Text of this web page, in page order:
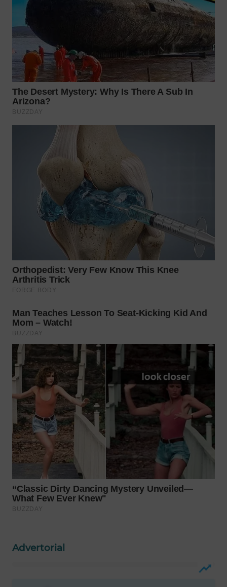
Advertorial
PRIANGAN
TIMUR
WN
SEMARANG
WN
SOLO
BOROBUDUR
WN
MADURA
WN
SURABAYA
WN
BINTAN
WN
MANDALIKA
WN
LIKUPANG
WN
LABUANBAJO
WN
BORNEO
Group
WAHANA
WAHANA